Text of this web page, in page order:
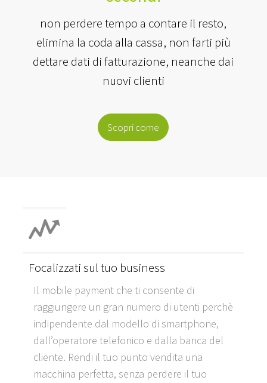
non perdere tempo a contare il resto,
elimina la coda alla cassa, non farti più
dettare dati di fatturazione, neanche dai
nuovi clienti
Scopri come
Focalizzati sul tuo business
Il mobile payment che ti consente di
raggiungere un gran numero di utenti perchè
indipendente dal modello di smartphone,
dall’operatore telefonico e dalla banca del
cliente. Rendi il tuo punto vendita una
macchina perfetta, senza perdere il tuo